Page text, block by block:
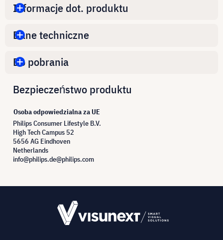
Informacje dot. produktu
Dane techniczne
Do pobrania
Bezpieczeństwo produktu
Osoba odpowiedzialna za UE
Philips Consumer Lifestyle B.V.
High Tech Campus 52
5656 AG Eindhoven
Netherlands
info@philips.de@philips.com